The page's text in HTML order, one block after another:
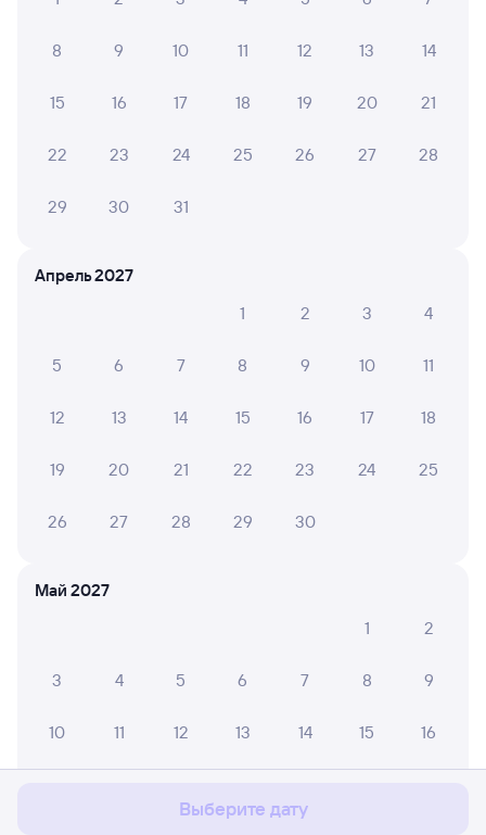
Мы используем cookies для более удобной работы
с сайтом.
Подробнее
8 9 10 11 12 13 14
15 16 17 18 19 20 21
22 23 24 25 26 27 28
29 30 31
Апрель 2027
1
2 3 4
5 6 7 8 9 10 11
12 13 14 15 16 17 18
19 20 21 22 23 24 25
26 27 28 29 30
Май 2027
1
2
3 4 5 6 7 8 9
10 11 12 13 14 15 16
Выберите дату